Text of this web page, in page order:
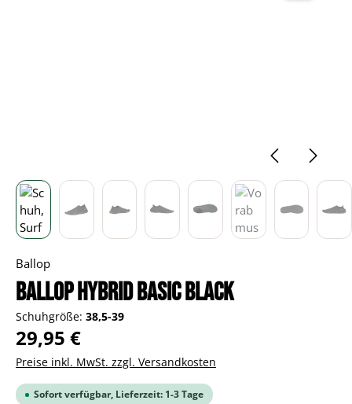
Ballop
BALLOP Hybrid basic black
Schuhgröße: 38,5-39
Regulärer Preis:
29,95 €
Preise inkl. MwSt. zzgl. Versandkosten
Sofort verfügbar, Lieferzeit: 1-3 Tage